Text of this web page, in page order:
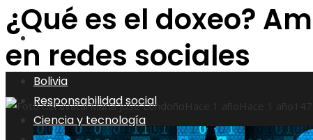
Inversiones y negocios
Bolivia
Responsabilidad social
Ciencia y tecnología
¿Qué es el doxeo?
en redes sociales
María José Londoño Hace 1 año Hace 1 año 147